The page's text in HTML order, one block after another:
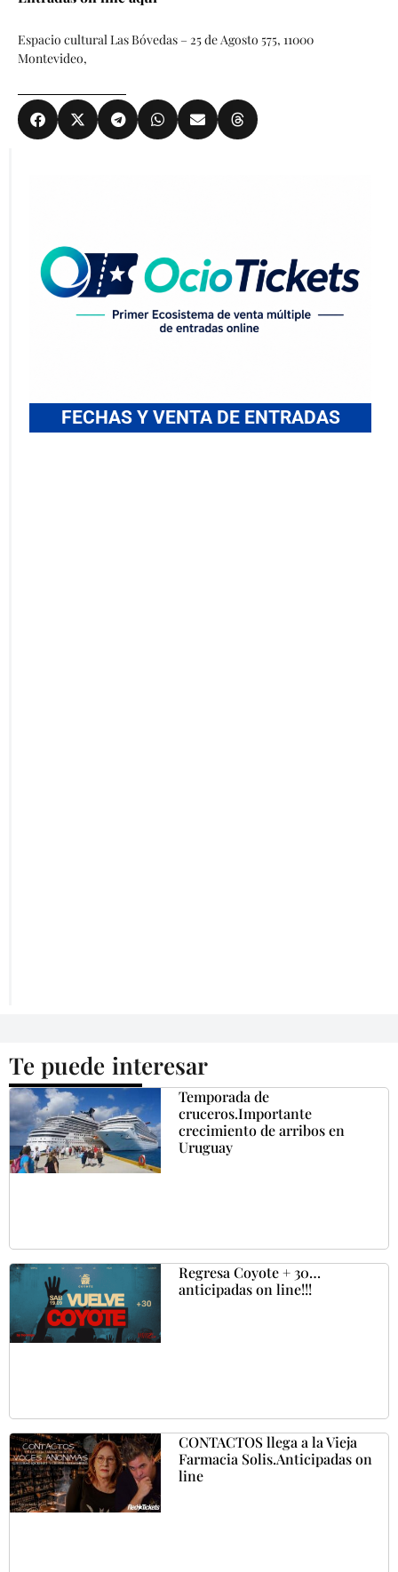
Espacio cultural Las Bóvedas – 25 de Agosto 575, 11000
Montevideo,
FECHAS Y VENTA DE ENTRADAS
Te puede interesar
Temporada de
cruceros.Importante
crecimiento de arribos en
Uruguay
Regresa Coyote + 30…
anticipadas on line!!!
CONTACTOS llega a la Vieja
Farmacia Solis.Anticipadas on
line